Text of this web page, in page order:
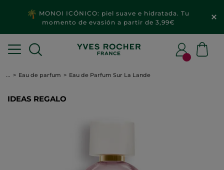
MONOI ICÓNICO: piel suave e hidratada. Tu
momento de evasión a partir de 3,99€
... Eau de parfum Eau de Parfum Sur La Lande
IDEAS REGALO